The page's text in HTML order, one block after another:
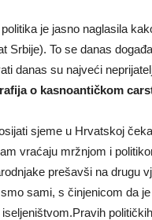
je jasno naglasila
Srbije). To se danas
danas su najveći
o kasnoantičkom
sjeme u Hrvatskoj
vraćaju mržnjom i
prešavši na drugu
sami, s činjenicom da